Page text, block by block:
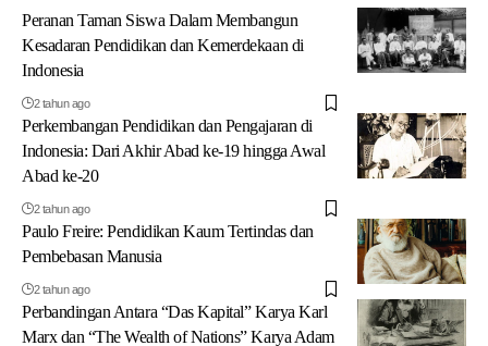
Peranan Taman Siswa Dalam Membangun
Kesadaran Pendidikan dan Kemerdekaan di
Indonesia
2 tahun ago
Perkembangan Pendidikan dan Pengajaran di
Indonesia: Dari Akhir Abad ke-19 hingga Awal
Abad ke-20
2 tahun ago
Paulo Freire: Pendidikan Kaum Tertindas dan
Pembebasan Manusia
2 tahun ago
Perbandingan Antara “Das Kapital” Karya Karl
Marx dan “The Wealth of Nations” Karya Adam